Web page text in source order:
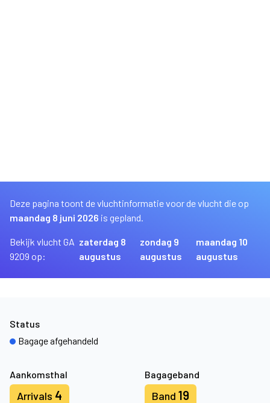
Deze pagina toont de vluchtinformatie voor de vlucht die op
maandag 8 juni 2026 is gepland.
Bekijk vlucht GA
9209 op:
zaterdag 8
augustus
zondag 9
augustus
maandag 10
augustus
Aankomsthal
Arrivals 4
Bagageband
Band 19
Status
Bagage afgehandeld